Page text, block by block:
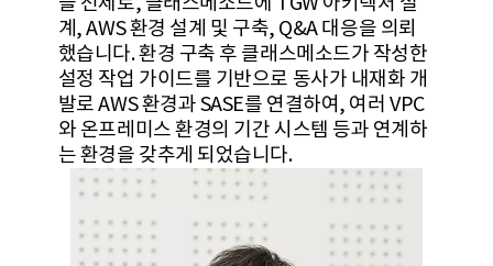
계, AWS 환경 설계 및 구축, Q&A 대응을 의뢰
했습니다. 환경 구축 후 클래스메소드가 작성한
설정 작업 가이드를 기반으로 동사가 내재화 개
발로 AWS 환경과 SASE를 연결하여, 여러 VPC
와 온프레미스 환경의 기간 시스템 등과 연계하
는 환경을 갖추게 되었습니다.